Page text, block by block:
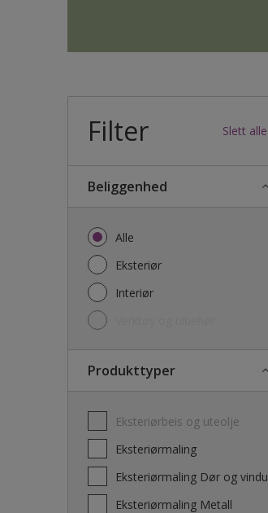
Filter Slett alle
Beliggenhed
Alle
Eksteriør
Interiør
Produkttyper
Eksteriørbeis og uteolje
Eksteriørmaling
Eksteriørmaling Dør og vindu
Eksteriørmaling Metall